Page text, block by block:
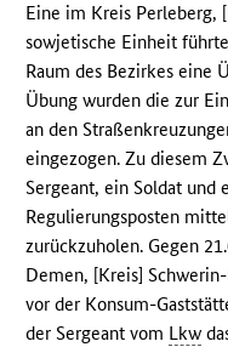
Eine im Kreis Perleberg,
sowjetische Einheit
Raum des Bezirkes eine
Übung wurden die zur
an den
eingezogen. Zu diesem
Sergeant, ein Soldat und
Regulierungsposten
zurückzuholen. Gegen
Demen, [Kreis]
vor der Konsum-
der Sergeant vom Lkw